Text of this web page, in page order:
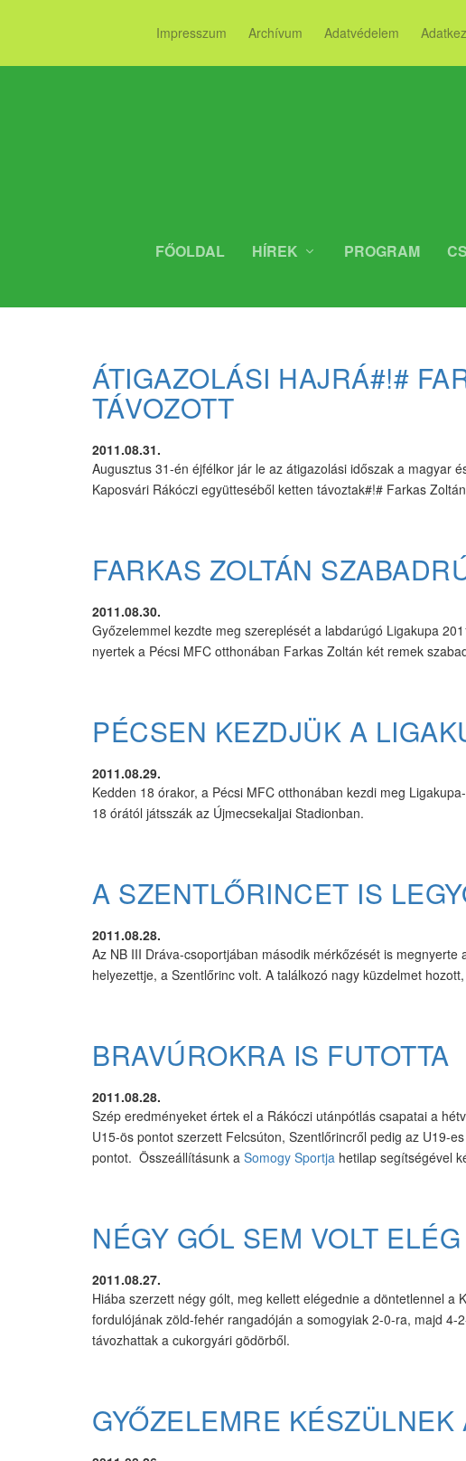
Impresszum Archívum Adatvédelem
FŐOLDAL HÍREK PROGRAM
ÁTIGAZOLÁSI HAJRÁ#!#
TÁVOZOTT
2011.08.31.
Augusztus 31-én éjfélkor jár le az átigazolási időszak a magyar
Kaposvári Rákóczi együtteséből ketten távoztak#!# Farkas
FARKAS ZOLTÁN
2011.08.30.
Győzelemmel kezdte meg szereplését a labdarúgó Ligakupa
nyertek a Pécsi MFC otthonában Farkas Zoltán két remek
PÉCSEN KEZDJÜK A
2011.08.29.
Kedden 18 órakor, a Pécsi MFC otthonában kezdi meg
18 órától játsszák az Újmecsekaljai Stadionban.
A SZENTLŐRINCET IS
2011.08.28.
Az NB III Dráva-csoportjában második mérkőzését is
helyezettje, a Szentlőrinc volt. A találkozó nagy küzdelmet
BRAVÚROKRA IS FUTOTTA
2011.08.28.
Szép eredményeket értek el a Rákóczi utánpótlás csapatai a
U15-ös pontot szerzett Felcsúton, Szentlőrincről pedig az U19-
pontot. Összeállításunk a Somogy Sportja hetilap segítségével
NÉGY GÓL SEM VOLT
2011.08.27.
Hiába szerzett négy gólt, meg kellett elégednie a döntetlennel a
fordulójának zöld-fehér rangadóján a somogyiak 2-0-ra, majd
távozhattak a cukorgyári gödörből.
GYŐZELEMRE KÉSZÜLNEK